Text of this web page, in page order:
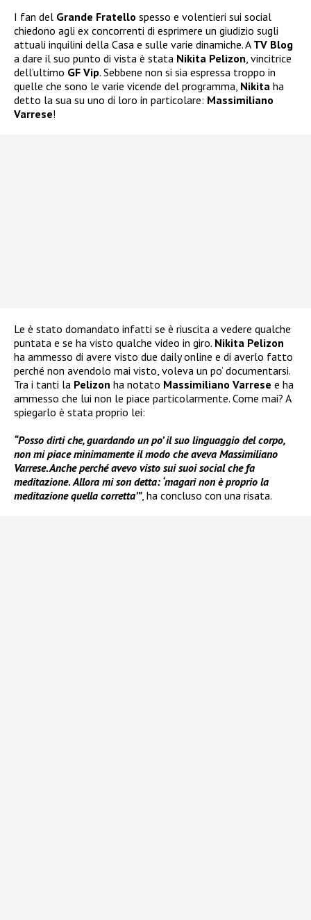
I fan del Grande Fratello spesso e volentieri sui social
chiedono agli ex concorrenti di esprimere un giudizio sugli
attuali inquilini della Casa e sulle varie dinamiche. A TV Blog
a dare il suo punto di vista è stata Nikita Pelizon , vincitrice
dell’ultimo GF Vip. Sebbene non si sia espressa troppo in
quelle che sono le varie vicende del programma, Nikita ha
detto la sua su uno di loro in particolare: Massimiliano
Varrese!
Le è stato domandato infatti se è riuscita a vedere qualche
puntata e se ha visto qualche video in giro. Nikita Pelizon
ha ammesso di avere visto due daily online e di averlo fatto
perché non avendolo mai visto, voleva un po’ documentarsi.
Tra i tanti la Pelizon ha notato Massimiliano Varrese e ha
ammesso che lui non le piace particolarmente. Come mai? A
spiegarlo è stata proprio lei:
“Posso dirti che, guardando un po’ il suo linguaggio del corpo,
non mi piace minimamente il modo che aveva Massimiliano
Varrese. Anche perché avevo visto sui suoi social che fa
meditazione. Allora mi son detta: ‘magari non è proprio la
meditazione quella corretta’”, ha concluso con una risata.